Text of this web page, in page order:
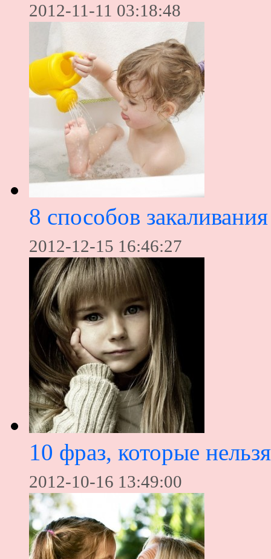
2012-11-11 03:18:48
8 способов
2012-12-15 16:46:27
10 фраз, которые
2012-10-16 13:49:00